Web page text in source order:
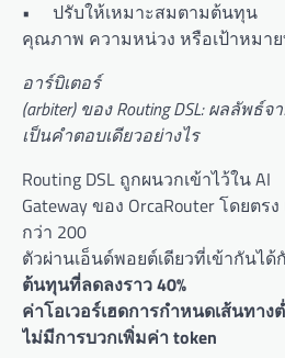
• ปรับให้เหมาะสมตามต้นทุน
คุณภาพ ความหน่วง หรือเป้าหมา
อาร์บิเตอร์
(arbiter) ของ Routing DSL: ผลลัพ
เป็นคำตอบเดียวอย่างไร
Routing DSL ถูกผนวกเข้าไว้ใน AI
Gateway ของ OrcaRouter โดยต
กว่า 200
ตัวผ่านเอ็นด์พอยต์เดียวที่เข้ากันได้
ต้นทุนที่ลดลงราว 40%
ค่าโอเวอร์เฮดการกำหนดเส้นทา
ไม่มีการบวกเพิ่มค่า token